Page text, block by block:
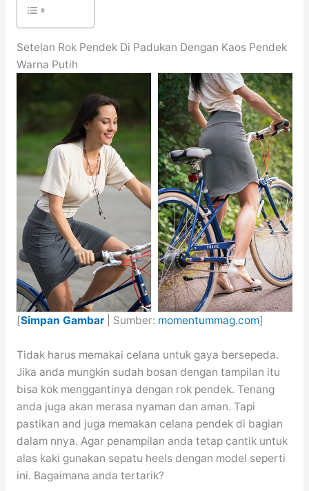
Setelan Rok Pendek Di Padukan Dengan Kaos Pendek
Warna Putih
[Simpan Gambar| Sumber: momentummag.com]
Tidak harus memakai celana untuk gaya bersepeda.
Jika anda mungkin sudah bosan dengan tampilan itu
bisa kok menggantinya dengan rok pendek. Tenang
anda juga akan merasa nyaman dan aman. Tapi
pastikan and juga memakan celana pendek di bagian
dalam nnya. Agar penampilan anda tetap cantik untuk
alas kaki gunakan sepatu heels dengan model seperti
ini. Bagaimana anda tertarik?